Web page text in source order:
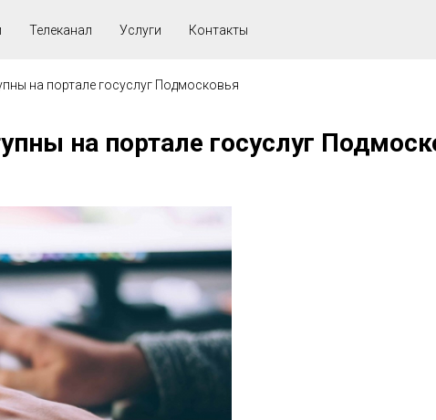
Телеканал Услуги Контакты
на портале госуслуг Подмосковья
на портале госуслуг